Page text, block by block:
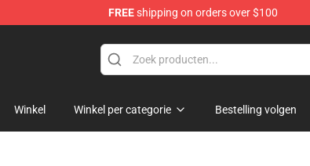
FREEshipping on orders over $100
Winkel Winkel per categorie Bestelling volgen